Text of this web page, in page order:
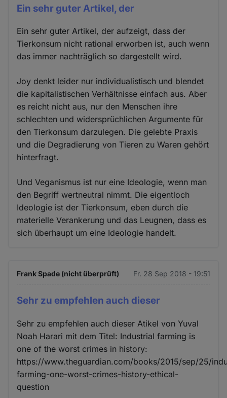
Ein sehr guter Artikel, der
Ein sehr guter Artikel, der aufzeigt, dass der
Tierkonsum nicht rational erworben ist, auch wenn
das immer nachträglich so dargestellt wird.
Joy denkt leider nur individualistisch und blendet
die kapitalistischen Verhältnisse einfach aus. Aber
es reicht nicht aus, nur den Menschen ihre
schlechten und widersprüchlichen Argumente für
den Tierkonsum darzulegen. Die gelebte Praxis
und die Degradierung von Tieren zu Waren gehört
hinterfragt.
Und Veganismus ist nur eine Ideologie, wenn man
den Begriff wertneutral nimmt. Die eigentloch
Ideologie ist der Tierkonsum, eben durch die
materielle Verankerung und das Leugnen, dass es
sich überhaupt um eine Ideologie handelt.
Frank Spade (nicht überprüft) Fr. 28 Sep 2018 - 19:51
Sehr zu empfehlen auch dieser
Sehr zu empfehlen auch dieser Atikel von Yuval
Noah Harari mit dem Titel: Industrial farming is
one of the worst crimes in history:
https://www.theguardian.com/books/2015/sep/25/
farming-one-worst-crimes-history-ethical-
question